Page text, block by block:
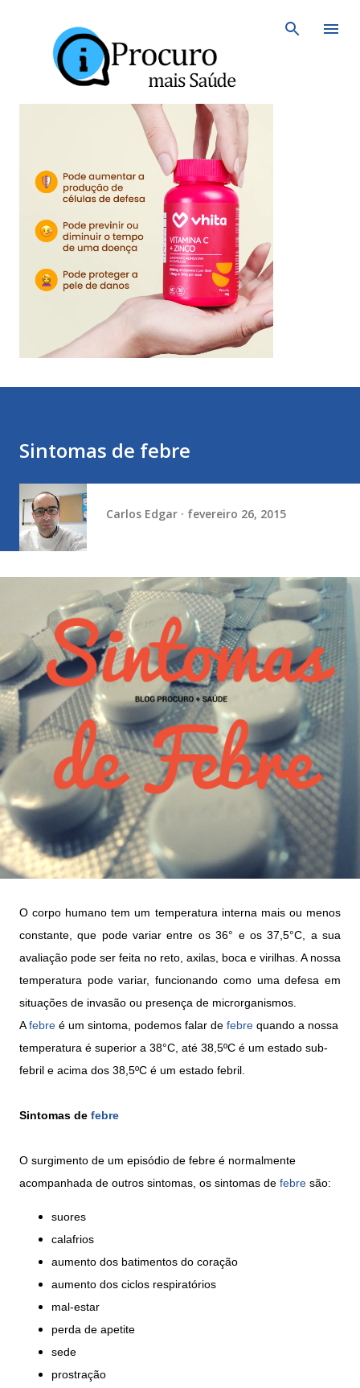
Sintomas de febre
Carlos Edgar fevereiro 26, 2015
O corpo humano tem um temperatura interna mais ou menos
constante, que pode variar entre os 36° e os 37,5°C, a sua
avaliação pode ser feita no reto, axilas, boca e virilhas. A nossa
temperatura pode variar, funcionando como uma defesa em
situações de invasão ou presença de microrganismos.
Afebre é um sintoma, podemos falar de febre quando a nossa
temperatura é superior a 38°C, até 38,5ºC é um estado sub-
febril e acima dos 38,5ºC é um estado febril.
Sintomas de febre
O surgimento de um episódio de febre é normalmente
acompanhada de outros sintomas, os sintomas de febre são:
suores
calafrios
aumento dos batimentos do coração
aumento dos ciclos respiratórios
mal-estar
perda de apetite
sede
prostração